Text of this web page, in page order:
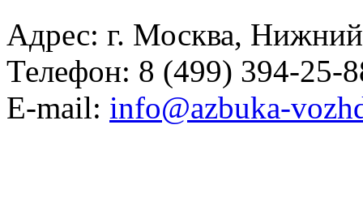
Адрес: г. Москва,
Телефон: 8 (499) 394-25-
E-mail: info@azbuka-